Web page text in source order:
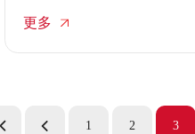
诉。transcosmos大宇宙中国针
更多
1 2 3